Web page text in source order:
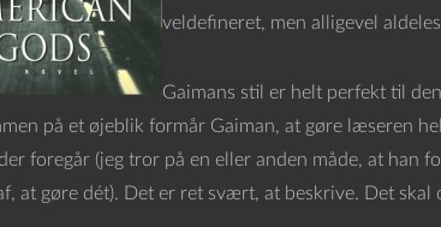
veldefineret, men alligevel
Gaimans stil er helt perfekt til
på et øjeblik formår Gaiman, at gøre læseren
foregår (jeg tror på en eller anden måde, at han
at gøre dét). Det er ret svært, at beskrive. Det skal